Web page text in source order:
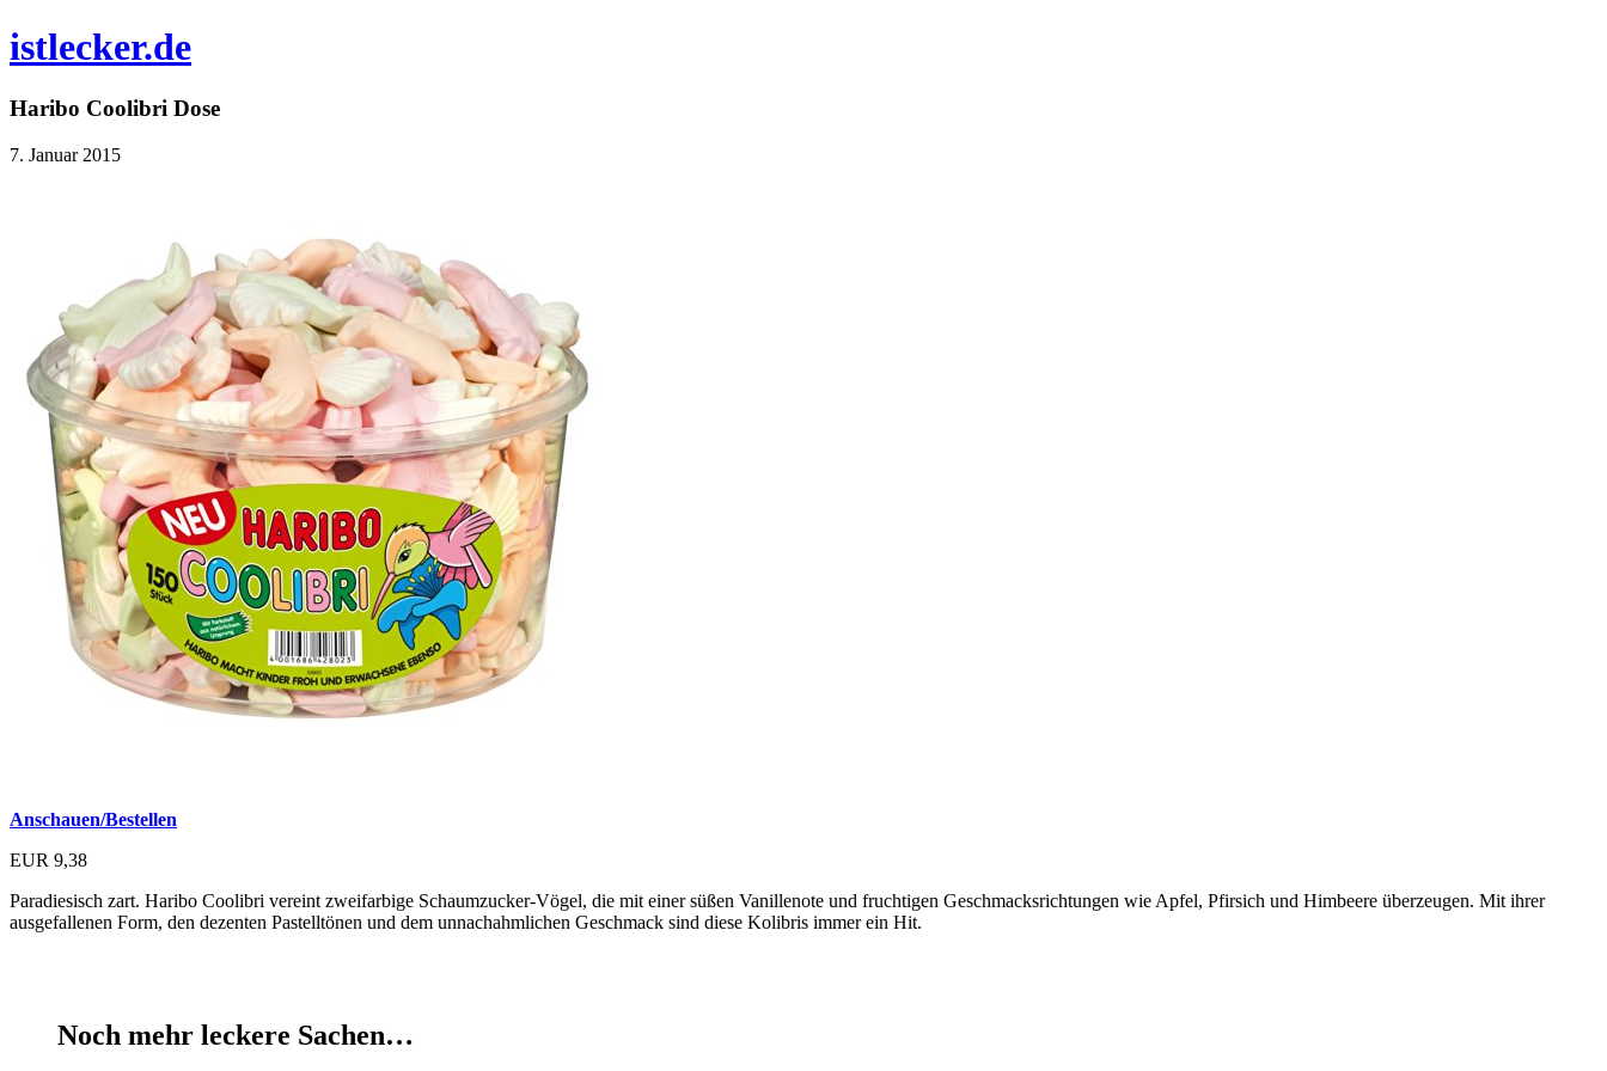
istlecker.de
Haribo Coolibri Dose
7. Januar 2015
Anschauen/Bestellen
EUR 9,38
Paradiesisch zart. Haribo Coolibri vereint zweifarbige Schaumzucker-Vögel, die mit einer süßen Vanillenote und fruchtigen Geschmacksrichtungen wie Apfel, Pfirsich und Himbeere überzeugen. Mit ihrer
ausgefallenen Form, den dezenten Pastelltönen und dem unnachahmlichen Geschmack sind diese Kolibris immer ein Hit.
Noch mehr leckere Sachen…